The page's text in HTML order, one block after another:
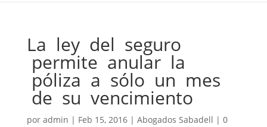
La ley del seguro
permite anular la
póliza a sólo un mes
de su vencimiento
por admin | Feb 15, 2016| Abogados Sabadell | 0